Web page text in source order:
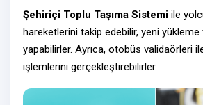
Şehiriçi Toplu Taşıma Sistemi ile
hareketlerini takip edebilir, yeni
yapabilirler. Ayrıca, otobüs validaörleri
işlemlerini gerçekleştirebilirler.